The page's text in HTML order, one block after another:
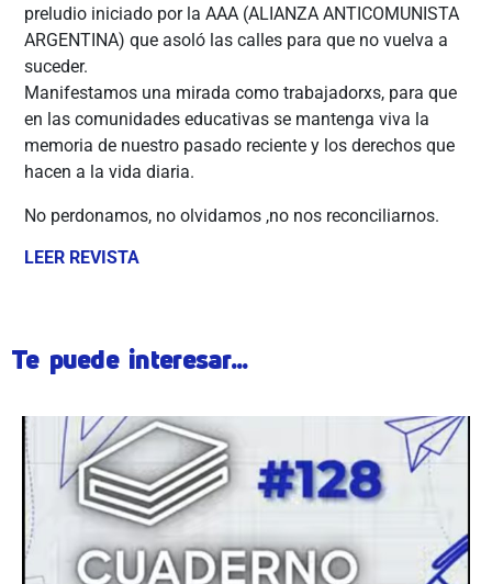
preludio iniciado por la AAA (ALIANZA ANTICOMUNISTA
ARGENTINA) que asoló las calles para que no vuelva a
suceder.
Manifestamos una mirada como trabajadorxs, para que
en las comunidades educativas se mantenga viva la
memoria de nuestro pasado reciente y los derechos que
hacen a la vida diaria.
No perdonamos, no olvidamos ,no nos reconciliarnos.
LEER REVISTA
Te puede interesar...